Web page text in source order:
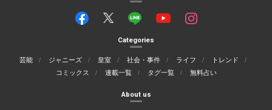
Categories
芸能 ジャニーズ 皇室 社会・事件 ライフ
トレンド
コミックス
連載一覧 タグ一覧 無料占い
About us